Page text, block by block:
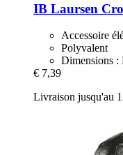
IB Laursen
Accessoire
Polyvalent
Dimensions :
€ 7,39
Livraison jusqu'au